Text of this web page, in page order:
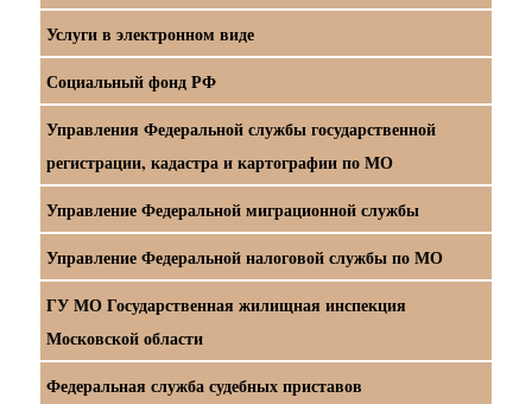
Услуги в электронном виде
Социальный фонд РФ
Управления Федеральной службы государственной
регистрации, кадастра и картографии по МО
Управление Федеральной миграционной службы
Управление Федеральной налоговой службы по МО
ГУ МО Государственная жилищная инспекция
Московской области
Федеральная служба судебных приставов